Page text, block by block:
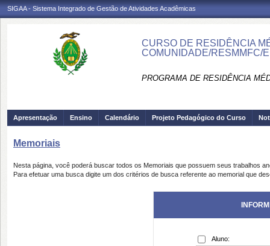
SIGAA - Sistema Integrado de Gestão de Atividades Acadêmicas
CURSO DE RESIDÊNCIA
COMUNIDADE/RESMMFC/
PROGRAMA DE RESIDÊNCIA
Apresentação Ensino Calendário Projeto Pedagógico do Curso
Memoriais
Nesta página, você poderá buscar todos os Memoriais que possuem seus trabalhos
Para efetuar uma busca digite um dos critérios de busca referente ao memorial que
Aluno: